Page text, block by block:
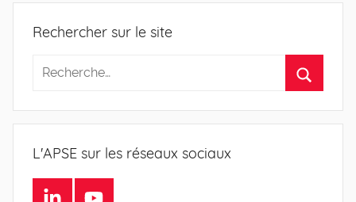
Rechercher sur le site
L'APSE sur les réseaux sociaux
LinkedInYoutube